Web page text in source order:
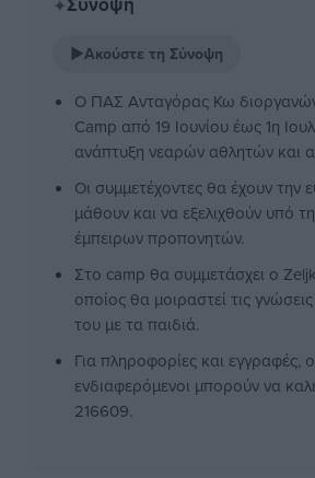
✦
▶Ακούστε τη Σύνοψη
Ο ΠΑΣ Ανταγόρας Κω
Camp από 19 Ιουνίου έως 1η
ανάπτυξη νεαρών αθλητών και
Οι συμμετέχοντες θα έχουν την
μάθουν και να εξελιχθούν υπό
έμπειρων προπονητών.
Στο camp θα συμμετάσχει ο
οποίος θα μοιραστεί τις γνώσεις
του με τα παιδιά.
Για πληροφορίες και εγγραφές,
ενδιαφερόμενοι μπορούν να
216609.